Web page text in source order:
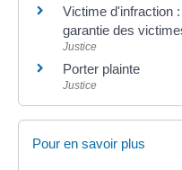
Victime d'infraction
garantie des
Justice
Porter plainte
Justice
Pour en savoir plus